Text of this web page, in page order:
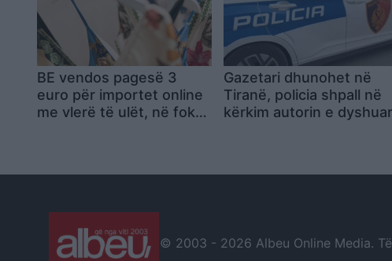
BE vendos pagesë 3
euro për importet online
me vlerë të ulët, në fokus
Gazetari dhunohet në
Tiranë, policia shpall në
kërkim autorin e dyshuar
© 2003 - 2026 Albeu Online Media.